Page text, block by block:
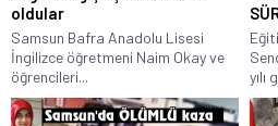
oldular
Samsun Bafra Anadolu Lisesi
İngilizce öğretmeni Naim Okay ve
öğrencileri...
yılı